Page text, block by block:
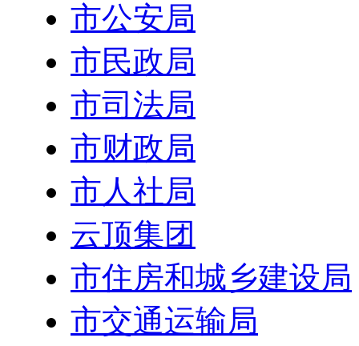
市公安局
市民政局
市司法局
市财政局
市人社局
云顶集团
市住房和城乡建设局
市交通运输局